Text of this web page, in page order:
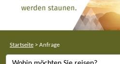
Startseite > Anfrage